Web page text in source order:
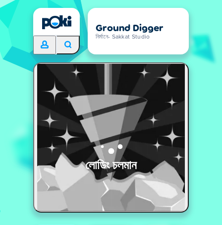
Ground Digger
নির্মানে- Sakkat Studio
লোডিং চলমান